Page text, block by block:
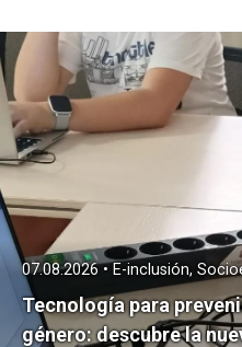
Tecnología para
género: descubre la
07.08.2026 • E-inclusión,